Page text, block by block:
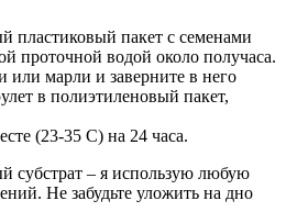
пластиковый пакет с семенами
проточной водой около получаса.
или марли и заверните в него
в полиэтиленовый пакет,
(23-35 C) на 24 часа.
субстрат – я использую любую
Не забудьте уложить на дно